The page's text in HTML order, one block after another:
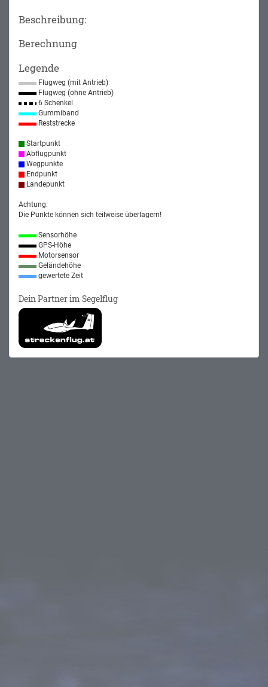
Beschreibung:
Berechnung
Legende
Flugweg (mit Antrieb)
Flugweg (ohne Antrieb)
6 Schenkel
Gummiband
Reststrecke
Startpunkt
Abflugpunkt
Wegpunkte
Endpunkt
Landepunkt
Achtung:
Die Punkte können sich teilweise überlagern!
Sensorhöhe
GPS-Höhe
Motorsensor
Geländehöhe
gewertete Zeit
Dein Partner im Segelflug